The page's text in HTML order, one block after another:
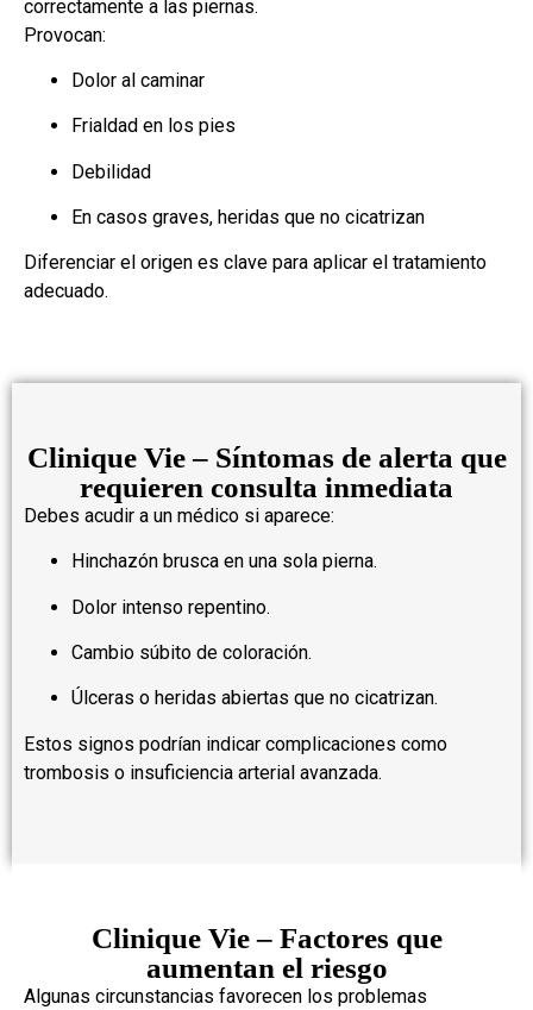
correctamente a las piernas.
Provocan:
Dolor al caminar
Frialdad en los pies
Debilidad
En casos graves, heridas que no cicatrizan
Diferenciar el origen es clave para aplicar el tratamiento
adecuado.
Clinique Vie – Síntomas de alerta que
requieren consulta inmediata
Debes acudir a un médico si aparece:
Hinchazón brusca en una sola pierna.
Dolor intenso repentino.
Cambio súbito de coloración.
Úlceras o heridas abiertas que no cicatrizan.
Estos signos podrían indicar complicaciones como
trombosis o insuficiencia arterial avanzada.
Clinique Vie – Factores que
aumentan el riesgo
Algunas circunstancias favorecen los problemas